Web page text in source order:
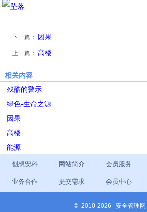
下一篇： 因果
上一篇： 高楼
相关内容
残酷的警示
绿色-生命之源
因果
高楼
能源
创想安科 网站简介 会员服务
业务合作 提交需求 会员中心
© 2010-2026 安全管理网